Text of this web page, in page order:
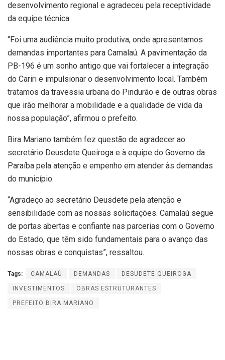
desenvolvimento regional e agradeceu pela receptividade
da equipe técnica.
“Foi uma audiência muito produtiva, onde apresentamos
demandas importantes para Camalaú. A pavimentação da
PB-196 é um sonho antigo que vai fortalecer a integração
do Cariri e impulsionar o desenvolvimento local. Também
tratamos da travessia urbana do Pindurão e de outras obras
que irão melhorar a mobilidade e a qualidade de vida da
nossa população”, afirmou o prefeito.
Bira Mariano também fez questão de agradecer ao
secretário Deusdete Queiroga e à equipe do Governo da
Paraíba pela atenção e empenho em atender às demandas
do município.
“Agradeço ao secretário Deusdete pela atenção e
sensibilidade com as nossas solicitações. Camalaú segue
de portas abertas e confiante nas parcerias com o Governo
do Estado, que têm sido fundamentais para o avanço das
nossas obras e conquistas”, ressaltou.
Tags: CAMALAÚ DEMANDAS DESUDETE QUEIROGA
INVESTIMENTOS OBRAS ESTRUTURANTES
PREFEITO BIRA MARIANO